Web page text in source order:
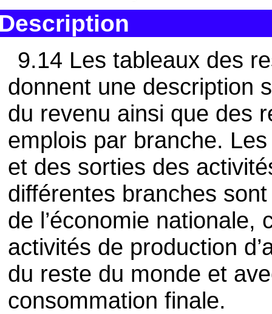
9.14 Les tableaux des
donnent une description
du revenu ainsi que des
emplois par branche.
et des sorties des
différentes branches
de l’économie nationale,
activités de production
du reste du monde et
consommation finale.